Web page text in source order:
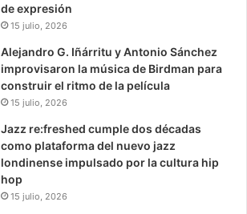
de expresión
15 julio, 2026
Alejandro G. Iñárritu y Antonio Sánchez
improvisaron la música de Birdman para
construir el ritmo de la película
15 julio, 2026
Jazz re:freshed cumple dos décadas
como plataforma del nuevo jazz
londinense impulsado por la cultura hip
hop
15 julio, 2026